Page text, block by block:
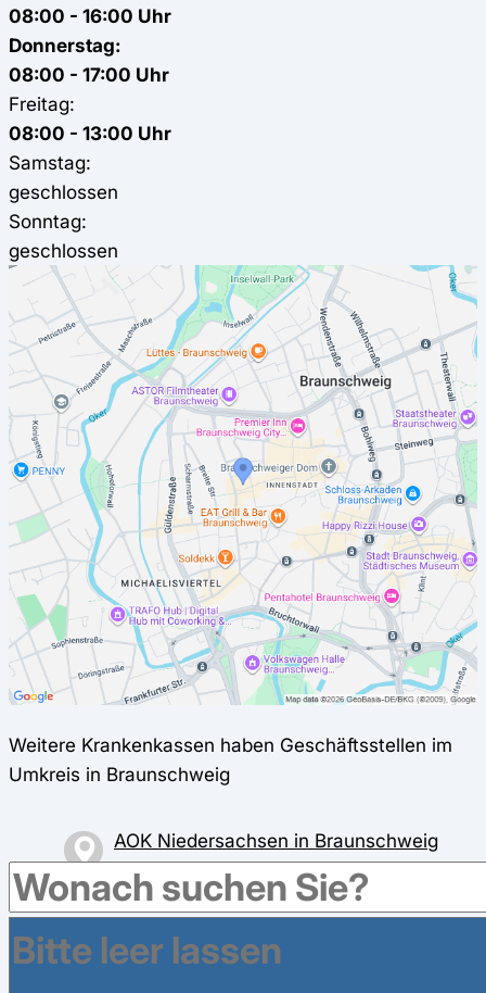
08:00 - 16:00 Uhr
Donnerstag:
08:00 - 17:00 Uhr
Freitag:
08:00 - 13:00 Uhr
Samstag:
geschlossen
Sonntag:
geschlossen
Weitere Krankenkassen haben Geschäftsstellen im
Umkreis in Braunschweig
AOK Niedersachsen in Braunschweig
Am Fallersleber Tore 3/4, 38100
Braunschweig
Audi BKK in Braunschweig
Gifhorner Str. 180, 38112 Braunschweig